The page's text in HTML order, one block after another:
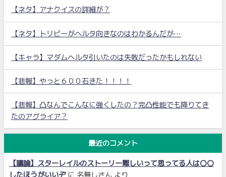
【ネタ】アナクイスの詳細が？
【ネタ】トリビーがヘルタ向きなのはわかるんだが…
【キャラ】マダムヘルタ引いたのは失敗だったかもしれない
【悲報】やっと６００石きた！！！！
【悲報】凸なんでこんなに強くしたの？完凸性能でも降りてき
たのアグライア？
最近のコメント
【議論】スターレイルのストーリー難しいって思ってる人は〇〇
したほうがいいぞに 名無しさん より